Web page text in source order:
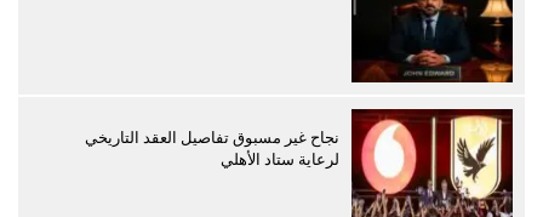
نجاح غير مسبوق تفاصيل العقد التاريخي
لرعاية ستاد الأهلي